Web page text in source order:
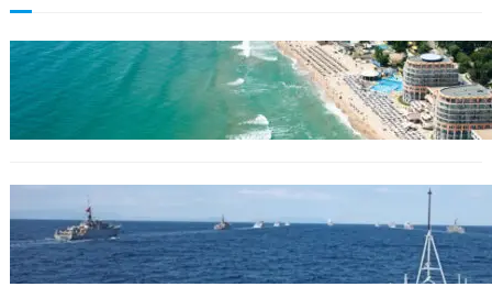
ИКОНОМИКА
Интерактивна карта показва всички водни
бази по Черноморието
Нов минен ловец за българския флот
пристига до края на годината